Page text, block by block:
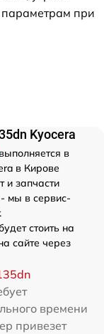
параметрам при
Kyocera
выполняется в
в Кирове
и запчасти
мы в сервис-
стоить на
сайте через
времени
привезет